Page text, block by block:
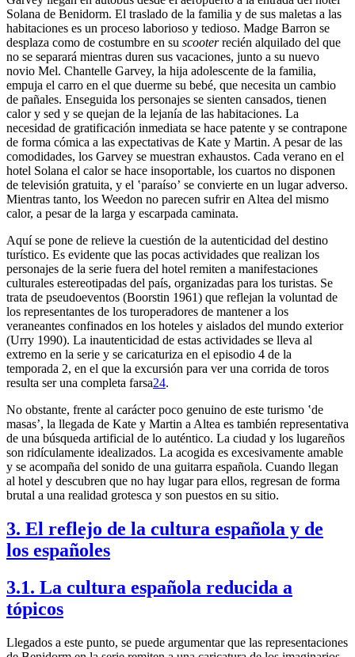
Solana de Benidorm. El traslado de la familia y de sus maletas a las
habitaciones es un proceso laborioso y tedioso. Madge Barron se
desplaza como de costumbre en su scooterrecién alquilado del que
no se separará mientras duren sus vacaciones, junto a su nuevo
novio Mel. Chantelle Garvey, la hija adolescente de la familia,
empuja el carro en el que duerme su bebé, que necesita un cambio
de pañales. Enseguida los personajes se sienten cansados, tienen
calor y sed y se quejan de la lejanía de las habitaciones. La
necesidad de gratificación inmediata se hace patente y se contrapone
de forma cómica a las expectativas de Kate y Martin. A pesar de las
comodidades, los Garvey se muestran exhaustos. Cada verano en el
hotel Solana el calor se hace insoportable, los cuartos no disponen
de televisión gratuita, y el ʽparaísoʼ se convierte en un lugar adverso.
Mientras tanto, los Weedon no parecen sufrir en Altea del mismo
calor, a pesar de la larga y escarpada caminata.
Aquí se pone de relieve la cuestión de la autenticidad del destino
turístico. Es evidente que las pocas actividades que realizan los
personajes de la serie fuera del hotel remiten a manifestaciones
culturales estereotipadas del país, organizadas para los turistas. Se
trata de pseudoeventos (Boorstin 1961) que reflejan la voluntad de
los representantes de los turoperadores de mantener a los
veraneantes confinados en los hoteles y aislados del mundo exterior
(Urry 1990). La inautenticidad de estas actividades se lleva al
extremo en la serie y se caricaturiza en el episodio 4 de la
temporada 2, en el que la excursión para ver una corrida de toros
resulta ser una completa farsa24.
No obstante, frente al carácter poco genuino de este turismo ʽde
masasʼ, la llegada de Kate y Martin a Altea es también representativa
de una búsqueda artificial de lo auténtico. La ciudad y los lugareños
son ridículamente idealizados. La acogida es excesivamente amable
y se acompaña del sonido de una guitarra española. Cuando llegan
al hotel y descubren que no hay lugar para ellos, regresan de forma
brutal a una realidad grotesca y son puestos en su sitio.
3. El reflejo de la cultura española y de
los españoles
3.1. La cultura española reducida a
tópicos
Llegados a este punto, se puede argumentar que las representaciones